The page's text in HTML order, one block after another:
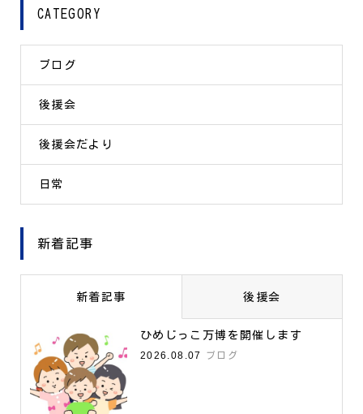
CATEGORY
ブログ
後援会
後援会だより
日常
新着記事
新着記事 後援会
ひめじっこ万博を開催します
2026.08.07
ブログ